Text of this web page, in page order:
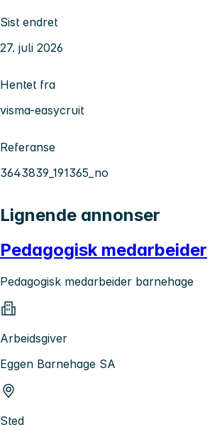
Sist endret
27. juli 2026
Hentet fra
visma-easycruit
Referanse
3643839_191365_no
Lignende annonser
Pedagogisk medarbeider
Pedagogisk medarbeider barnehage
Arbeidsgiver
Eggen Barnehage SA
Sted